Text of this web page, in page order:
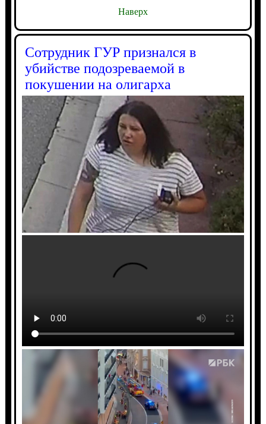
Наверх
Сотрудник ГУР признался в
убийстве подозреваемой в
покушении на олигарха